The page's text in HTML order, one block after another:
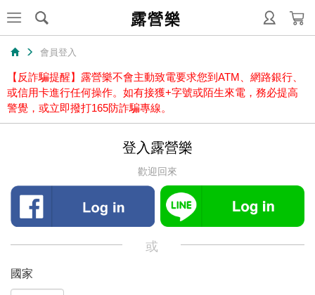
露營樂
會員登入
【反詐騙提醒】露營樂不會主動致電要求您到ATM、網路銀行、
或信用卡進行任何操作。如有接獲+字號或陌生來電，務必提高
警覺，或立即撥打165防詐騙專線。
登入露營樂
歡迎回來
或
國家